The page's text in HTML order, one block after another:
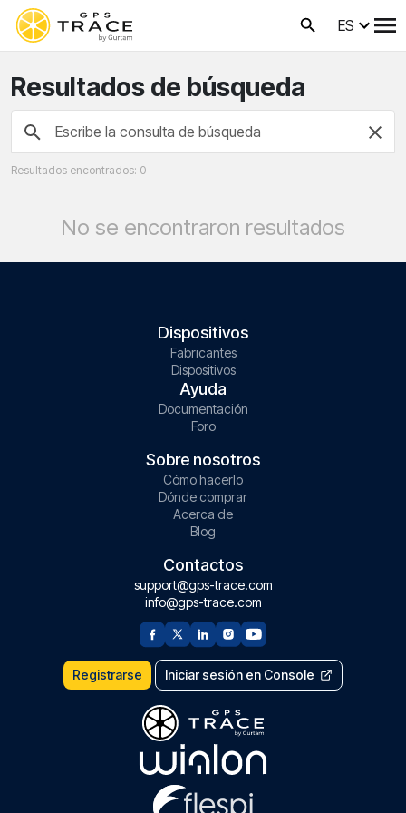
ES
Resultados de búsqueda
Resultados encontrados: 0
No se encontraron resultados
Dispositivos
Fabricantes
Dispositivos
Ayuda
Documentación
Foro
Sobre nosotros
Cómo hacerlo
Dónde comprar
Acerca de
Blog
Contactos
support@gps-trace.com
info@gps-trace.com
Registrarse Iniciar sesión en Console